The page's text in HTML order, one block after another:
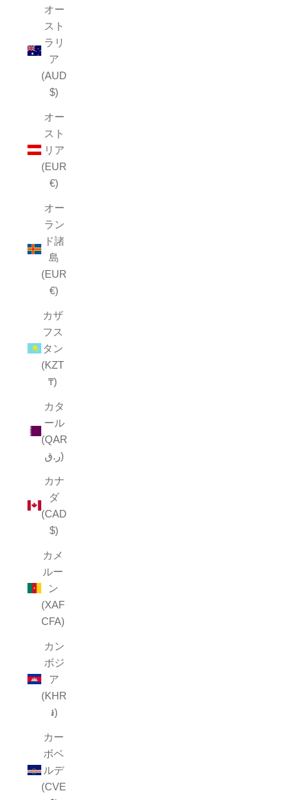
オー
スト
ラリ
ア
(AUD
$)
オー
スト
リア
(EUR
€)
オー
ラン
ド諸
島
(EUR
€)
カザ
フス
タン
(KZT
₸)
カタ
ール
(QAR
ر.ق)
カナ
ダ
(CAD
$)
カメ
ルー
ン
(XAF
CFA)
カン
ボジ
ア
(KHR
៛)
カー
ボベ
ルデ
(CVE